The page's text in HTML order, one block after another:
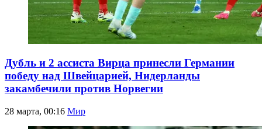
Дубль и 2 ассиста Вирца принесли Германии
победу над Швейцарией, Нидерланды
закамбечили против Норвегии
28 марта, 00:16 Мир